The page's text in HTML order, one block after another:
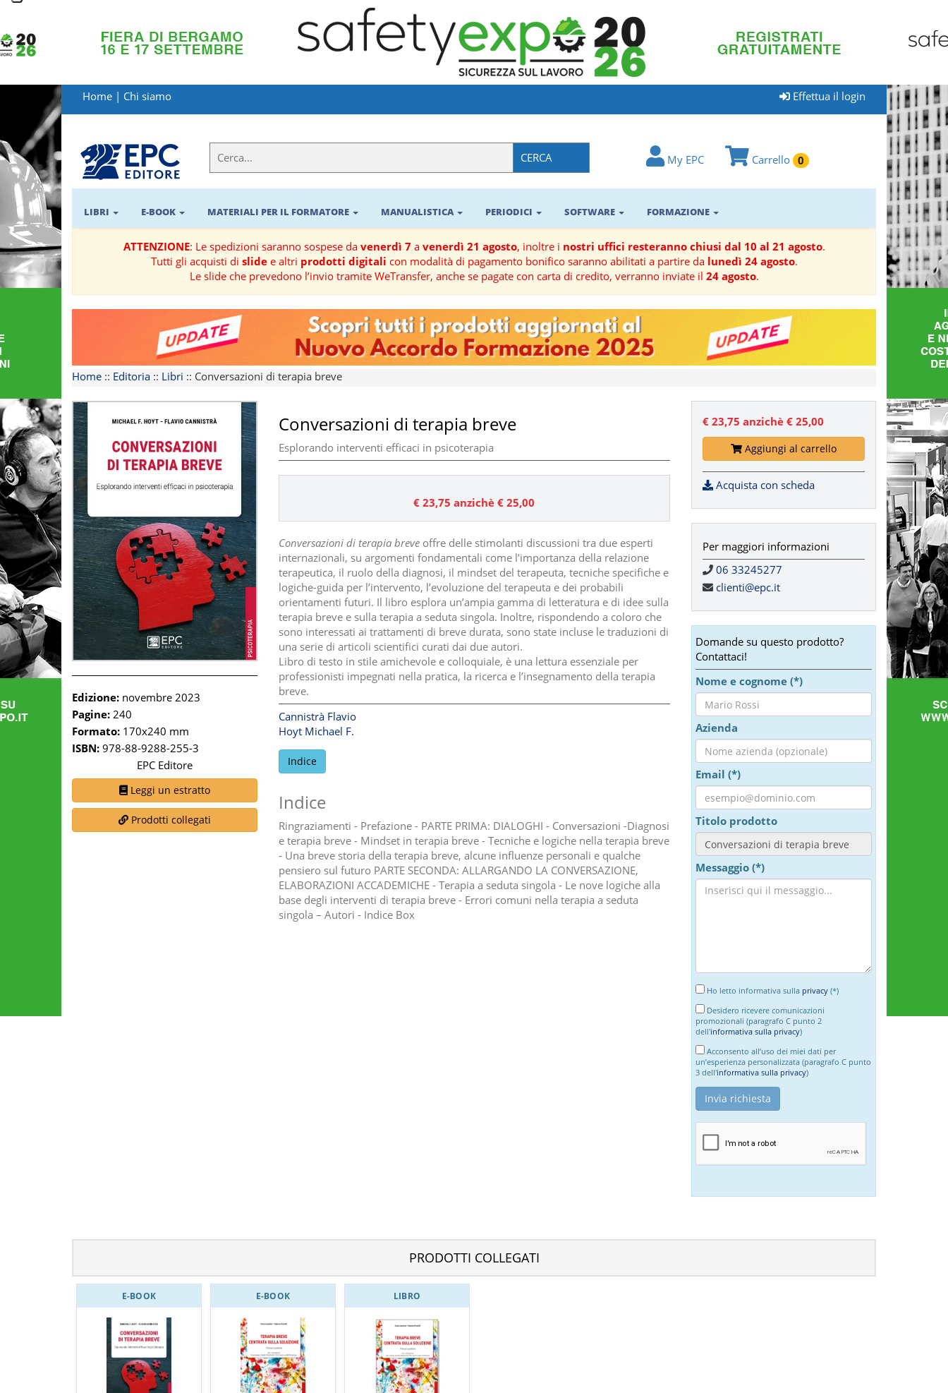
LIBRI
MATERIALI
PER
IL
FORMATORE
E-
BOOK
RIVISTE
MANUALISTICA
SOFTWARE
TEMATICHE
Home | Chi siamo Effettua il login
CERCA My EPC Carrello 0
LIBRI E-BOOK MATERIALI PER IL FORMATORE MANUALISTICA PERIODICI SOFTWARE FORMAZIONE
ATTENZIONE: Le spedizioni saranno sospese da venerdì 7a venerdì 21 agosto, inoltre i nostri uffici resteranno chiusi dal 10 al 21 agosto.
Tutti gli acquisti di slidee altri prodotti digitali con modalità di pagamento bonifico saranno abilitati a partire da lunedì 24 agosto.
Le slide che prevedono l’invio tramite WeTransfer, anche se pagate con carta di credito, verranno inviate il 24 agosto.
Home :: Editoria :: Libri :: Conversazioni di terapia breve
Edizione: novembre 2023
Pagine: 240
Formato: 170x240 mm
ISBN: 978-88-9288-255-3
EPC Editore
Leggi un estratto
Prodotti collegati
Conversazioni di terapia breve
Esplorando interventi efficaci in psicoterapia
€ 23,75 anzichè € 25,00
Conversazioni di terapia breveoffre delle stimolanti discussioni tra due esperti
internazionali, su argomenti fondamentali come l’importanza della relazione
terapeutica, il ruolo della diagnosi, il mindset del terapeuta, tecniche specifiche e
logiche-guida per l’intervento, l’evoluzione del terapeuta e dei probabili
orientamenti futuri. Il libro esplora un’ampia gamma di letteratura e di idee sulla
terapia breve e sulla terapia a seduta singola. Inoltre, rispondendo a coloro che
sono interessati ai trattamenti di breve durata, sono state incluse le traduzioni di
una serie di articoli scientifici curati dai due autori.
Libro di testo in stile amichevole e colloquiale, è una lettura essenziale per
professionisti impegnati nella pratica, la ricerca e l’insegnamento della terapia
breve.
Cannistrà Flavio
Hoyt Michael F.
Indice
Indice
Ringraziamenti - Prefazione - PARTE PRIMA: DIALOGHI - Conversazioni -Diagnosi
e terapia breve - Mindset in terapia breve - Tecniche e logiche nella terapia breve
- Una breve storia della terapia breve, alcune influenze personali e qualche
pensiero sul futuro PARTE SECONDA: ALLARGANDO LA CONVERSAZIONE,
ELABORAZIONI ACCADEMICHE - Terapia a seduta singola - Le nove logiche alla
base degli interventi di terapia breve - Errori comuni nella terapia a seduta
singola – Autori - Indice Box
€ 23,75 anzichè € 25,00
Aggiungi al carrello
Acquista con scheda
Per maggiori informazioni
06 33245277
clienti@epc.it
Domande su questo prodotto?
Contattaci!
Nome e cognome (*)
Azienda
Email (*)
Titolo prodotto
Messaggio (*)
Ho letto informativa sulla privacy(*)
Desidero ricevere comunicazioni
promozionali (paragrafo C punto 2
dell'informativa sulla privacy)
Acconsento all’uso dei miei dati per
un’esperienza personalizzata (paragrafo C punto
3 dell'informativa sulla privacy)
PRODOTTI COLLEGATI
E-BOOK E-BOOK LIBRO